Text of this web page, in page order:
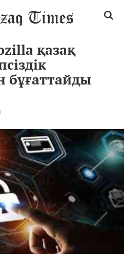
қазақ
бұғаттайды